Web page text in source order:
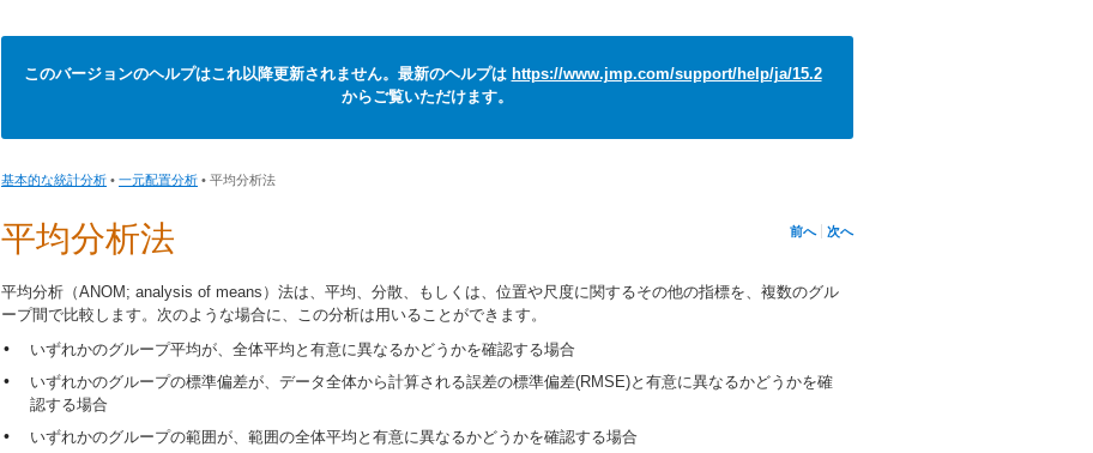
このバージョンのヘルプはこれ以降更新されません。最新のヘルプは https://www.jmp.com/support/help/ja/15.2
からご覧いただけます。
基本的な統計分析 • 一元配置分析 • 平均分析法
前へ 次へ
平均分析法
平均分析（ANOM; analysis of means）法は、平均、分散、もしくは、位置や尺度に関するその他の指標を、複数のグル
ープ間で比較します。次のような場合に、この分析は用いることができます。
• いずれかのグループ平均が、全体平均と有意に異なるかどうかを確認する場合
•
いずれかのグループの標準偏差が、データ全体から計算される誤差の標準偏差(RMSE)と有意に異なるかどうかを確
認する場合
• いずれかのグループの範囲が、範囲の全体平均と有意に異なるかどうかを確認する場合